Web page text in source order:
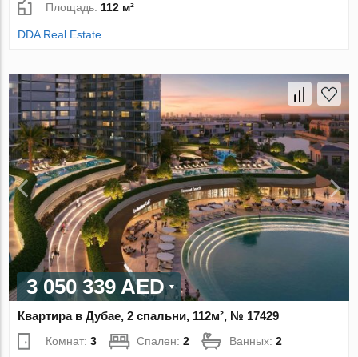
Площадь: 112 м²
DDA Real Estate
3 050 339 AED
Квартира в Дубае, 2 спальни, 112м², № 17429
Комнат:3 Спален:2 Ванных:2